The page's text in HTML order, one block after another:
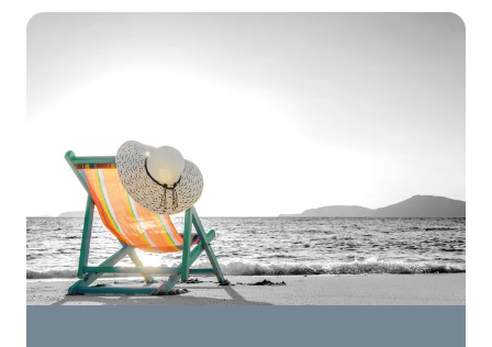
Steuerberatung für Handel, Handwerk, Bau